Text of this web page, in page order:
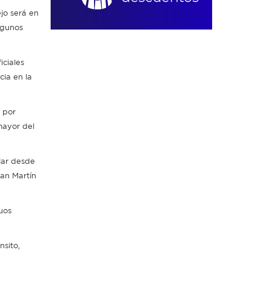
será en
en la
por
del
desde
Martín